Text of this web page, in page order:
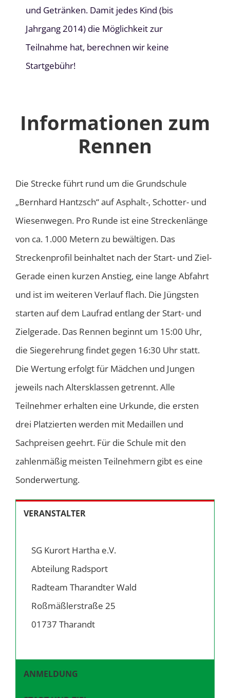
und Getränken. Damit jedes Kind (bis
Jahrgang 2014) die Möglichkeit zur
Teilnahme hat, berechnen wir keine
Startgebühr!
Informationen zum
Rennen
Die Strecke führt rund um die Grundschule
„Bernhard Hantzsch“ auf Asphalt-, Schotter- und
Wiesenwegen. Pro Runde ist eine Streckenlänge
von ca. 1.000 Metern zu bewältigen. Das
Streckenprofil beinhaltet nach der Start- und Ziel-
Gerade einen kurzen Anstieg, eine lange Abfahrt
und ist im weiteren Verlauf flach. Die Jüngsten
starten auf dem Laufrad entlang der Start- und
Zielgerade. Das Rennen beginnt um 15:00 Uhr,
die Siegerehrung findet gegen 16:30 Uhr statt.
Die Wertung erfolgt für Mädchen und Jungen
jeweils nach Altersklassen getrennt. Alle
Teilnehmer erhalten eine Urkunde, die ersten
drei Platzierten werden mit Medaillen und
Sachpreisen geehrt. Für die Schule mit den
zahlenmäßig meisten Teilnehmern gibt es eine
Sonderwertung.
VERANSTALTER
SG Kurort Hartha e.V.
Abteilung Radsport
Radteam Tharandter Wald
Roßmäßlerstraße 25
01737 Tharandt
ANMELDUNG